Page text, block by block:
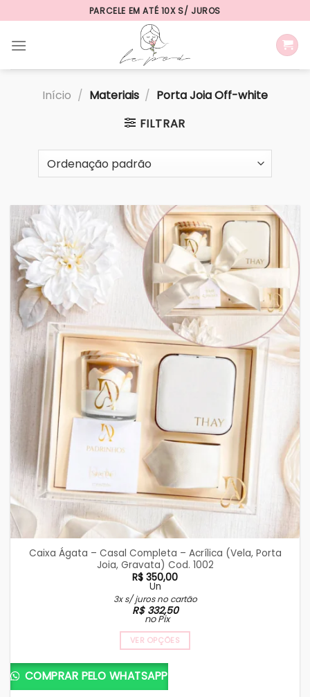
to
content
PARCELE EM ATÉ 10X S/ JUROS
Início / Materiais / Porta Joia Off-white
FILTRAR
Caixa Ágata – Casal Completa – Acrílica (Vela, Porta
Joia, Gravata) Cod. 1002
R$ 350,00
Un
3x s/ juros no cartão
R$332,50
no Pix
VER OPÇÕES
COMPRAR PELO WHATSAPP